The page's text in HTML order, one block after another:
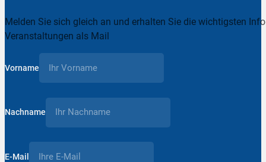
Melden Sie sich gleich an und erhalten Sie die wichtigsten
Veranstaltungen als Mail
Vorname
Nachname
E-Mail